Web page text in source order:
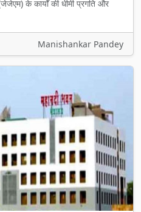
के कार्यों की धीमी प्रगति और
Manishankar Pandey